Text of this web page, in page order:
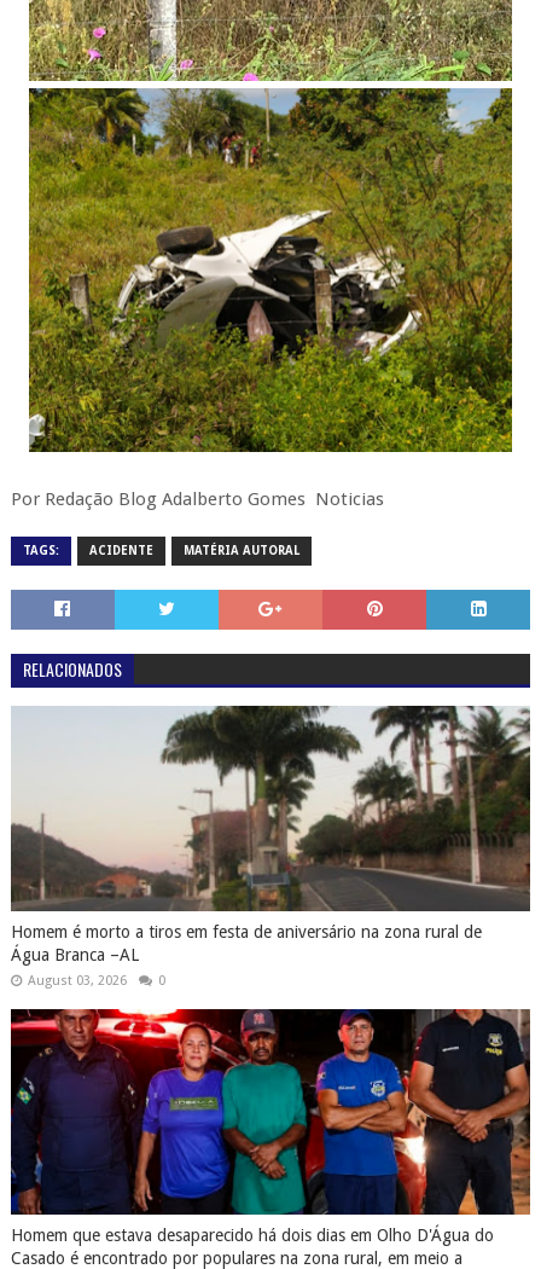
Por Redação Blog Adalberto Gomes Noticias
TAGS: ACIDENTE MATÉRIA AUTORAL
RELACIONADOS
Homem é morto a tiros em festa de aniversário na zona rural de
Água Branca –AL
August 03, 2026 0
Homem que estava desaparecido há dois dias em Olho D'Água do
Casado é encontrado por populares na zona rural, em meio a